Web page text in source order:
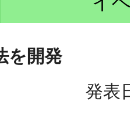
を開発
発表